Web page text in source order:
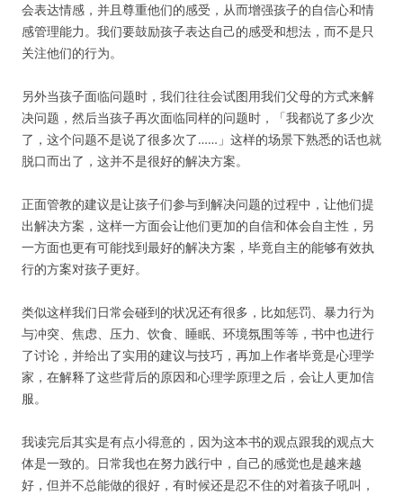
会表达情感，并且尊重他们的感受，从而增强孩子的自信心和情
感管理能力。我们要鼓励孩子表达自己的感受和想法，而不是只
关注他们的行为。
另外当孩子面临问题时，我们往往会试图用我们父母的方式来解
决问题，然后当孩子再次面临同样的问题时，「我都说了多少次
了，这个问题不是说了很多次了……」这样的场景下熟悉的话也就
脱口而出了，这并不是很好的解决方案。
正面管教的建议是让孩子们参与到解决问题的过程中，让他们提
出解决方案，这样一方面会让他们更加的自信和体会自主性，另
一方面也更有可能找到最好的解决方案，毕竟自主的能够有效执
行的方案对孩子更好。
类似这样我们日常会碰到的状况还有很多，比如惩罚、暴力行为
与冲突、焦虑、压力、饮食、睡眠、环境氛围等等，书中也进行
了讨论，并给出了实用的建议与技巧，再加上作者毕竟是心理学
家，在解释了这些背后的原因和心理学原理之后，会让人更加信
服。
我读完后其实是有点小得意的，因为这本书的观点跟我的观点大
体是一致的。日常我也在努力践行中，自己的感觉也是越来越
好，但并不总能做的很好，有时候还是忍不住的对着孩子吼叫，